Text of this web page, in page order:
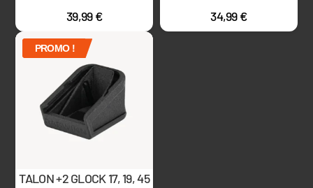
39,99€
34,99€
PROMO !
TALON +2 GLOCK 17, 19, 45